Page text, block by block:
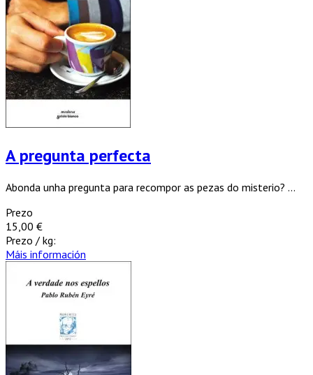
A pregunta perfecta
Abonda unha pregunta para recompor as pezas do misterio? ...
Prezo
15,00 €
Prezo / kg:
Máis información